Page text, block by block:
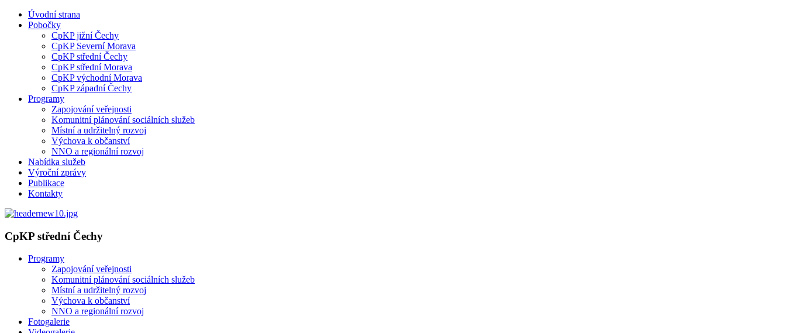
Úvodní strana
Pobočky
CpKP jižní Čechy
CpKP Severní Morava
CpKP střední Čechy
CpKP střední Morava
CpKP východní Morava
CpKP západní Čechy
Programy
Zapojování veřejnosti
Komunitní plánování sociálních služeb
Místní a udržitelný rozvoj
Výchova k občanství
NNO a regionální rozvoj
Nabídka služeb
Výroční zprávy
Publikace
Kontakty
CpKP střední Čechy
Programy
Zapojování veřejnosti
Komunitní plánování sociálních služeb
Místní a udržitelný rozvoj
Výchova k občanství
NNO a regionální rozvoj
Fotogalerie